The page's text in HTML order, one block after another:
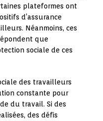
plateformes ont
d’assurance
Néanmoins, ces
que
sociale de ces
des travailleurs
constante pour
du travail. Si des
des défis